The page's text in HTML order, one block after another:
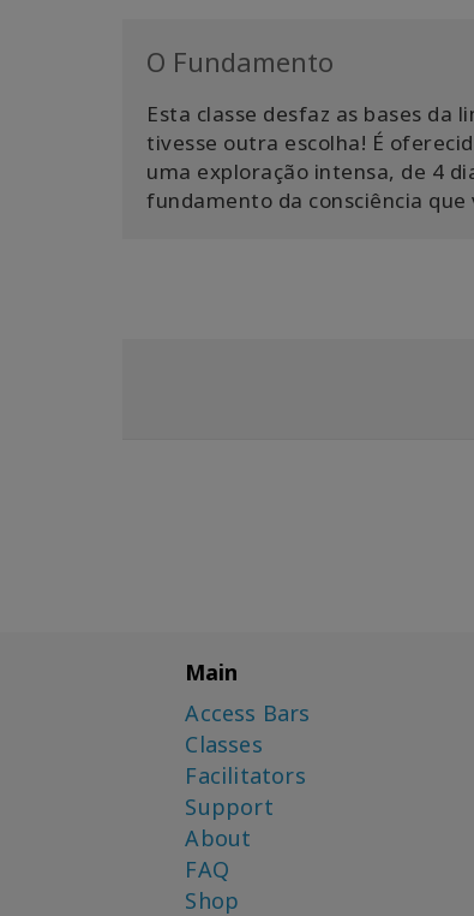
O Fundamento
Esta classe desfaz as bases da
tivesse outra escolha! É
uma exploração intensa, de 4
fundamento da consciência
Main
Access Bars
Classes
Facilitators
Support
About
FAQ
Shop